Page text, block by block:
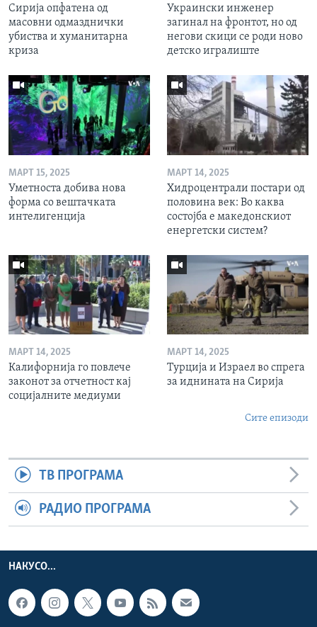
Сирија опфатена од
масовни одмазднички
убиства и хуманитарна
криза
Украински инженер
загинал на фронтот, но од
негови скици се роди ново
детско игралиште
МАРТ 15, 2025
Уметноста добива нова
форма со вештачката
интелигенција
МАРТ 14, 2025
Хидроцентрали постари од
половина век: Во каква
состојба е македонскиот
енергетски систем?
МАРТ 14, 2025
Калифорнија го повлече
законот за отчетност кај
социјалните медиуми
МАРТ 14, 2025
Турција и Израел во спрега
за иднината на Сирија
Сите епизоди
ТВ ПРОГРАМА
РАДИО ПРОГРАМА
НАКУСО...